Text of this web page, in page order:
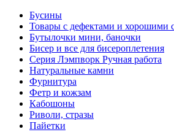
Бусины
Товары с дефектами и хорошими
Бутылочки мини, баночки
Бисер и все для бисероплетения
Серия Лэмпворк Ручная работа
Натуральные камни
Фурнитура
Фетр и кожзам
Кабошоны
Риволи, стразы
Пайетки